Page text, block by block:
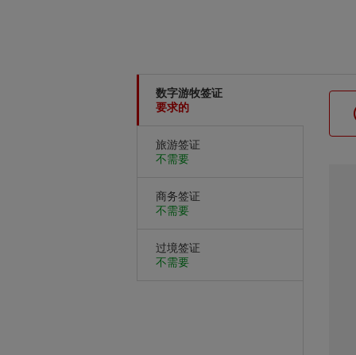
数字游牧签证
要求的
旅游签证
不需要
商务签证
不需要
过境签证
不需要